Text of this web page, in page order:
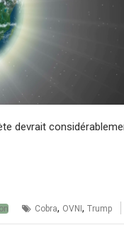
devrait
Cobra, OVNI , Trump